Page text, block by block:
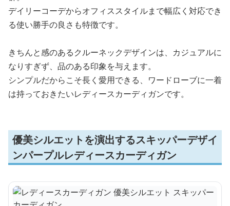
デイリーコーデからオフィススタイルまで幅広く対応でき
る使い勝手の良さも特徴です。
きちんと感のあるクルーネックデザインは、カジュアルに
なりすぎず、品のある印象を与えます。
シンプルだからこそ長く愛用できる、ワードローブに一着
は持っておきたいレディースカーディガンです。
優美シルエットを演出するスキッパーデザイ
ンパープルレディースカーディガン